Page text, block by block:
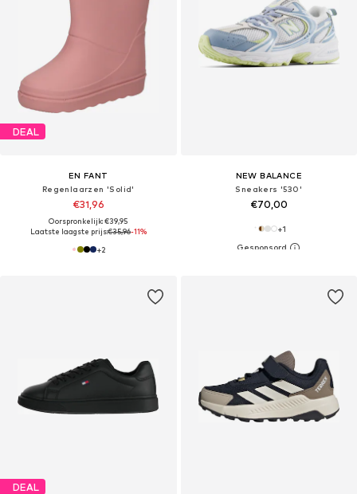
DEAL
EN FANT
Regenlaarzen 'Solid'
€31,96
Oorspronkelijk: €39,95
Laatste laagste prijs:€35,96-11%
+2
NEW BALANCE
Sneakers '530'
€70,00
+1
DEAL